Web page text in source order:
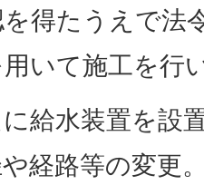
得たうえで法
いて施工を行
給水装置を設
経路等の変更